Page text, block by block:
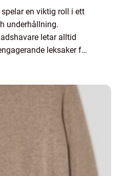
en viktig roll i ett
underhållning.
letar alltid
leksaker för